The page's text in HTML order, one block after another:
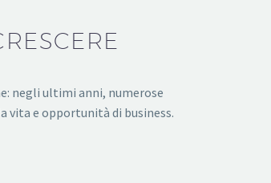
negli ultimi anni, numerose
vita e opportunità di business.